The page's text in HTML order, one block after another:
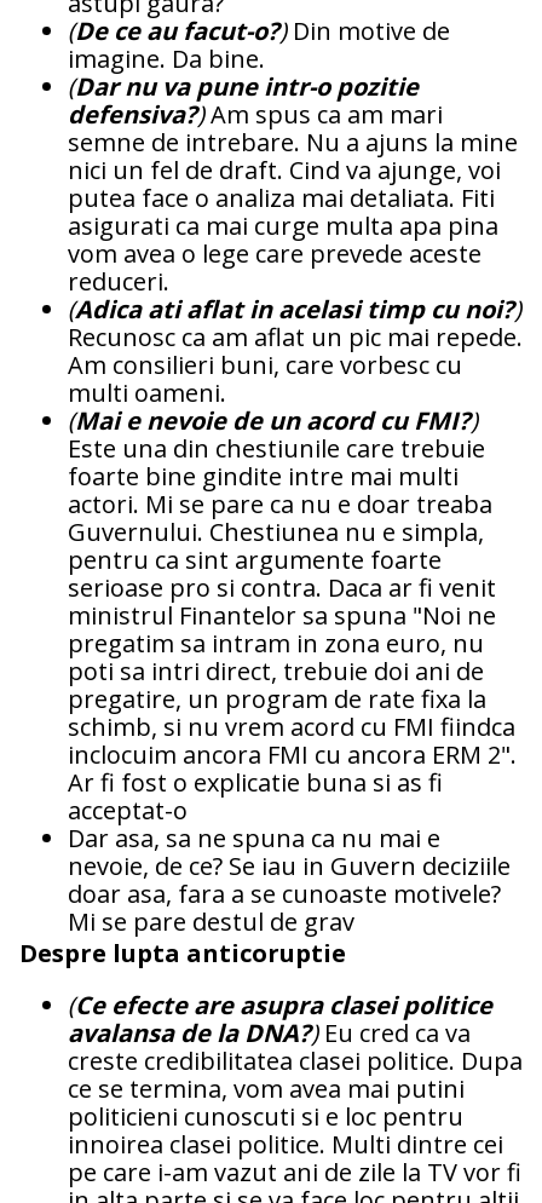
(De ce au facut-o?)Din motive de
imagine. Da bine.
(Dar nu va pune intr-o pozitie
defensiva?)Am spus ca am mari
semne de intrebare. Nu a ajuns la mine
nici un fel de draft. Cind va ajunge, voi
putea face o analiza mai detaliata. Fiti
asigurati ca mai curge multa apa pina
vom avea o lege care prevede aceste
reduceri.
(Adica ati aflat in acelasi timp cu noi?)
Recunosc ca am aflat un pic mai repede.
Am consilieri buni, care vorbesc cu
multi oameni.
(Mai e nevoie de un acord cu FMI?)
Este una din chestiunile care trebuie
foarte bine gindite intre mai multi
actori. Mi se pare ca nu e doar treaba
Guvernului. Chestiunea nu e simpla,
pentru ca sint argumente foarte
serioase pro si contra. Daca ar fi venit
ministrul Finantelor sa spuna "Noi ne
pregatim sa intram in zona euro, nu
poti sa intri direct, trebuie doi ani de
pregatire, un program de rate fixa la
schimb, si nu vrem acord cu FMI fiindca
inclocuim ancora FMI cu ancora ERM 2".
Ar fi fost o explicatie buna si as fi
acceptat-o
Dar asa, sa ne spuna ca nu mai e
nevoie, de ce? Se iau in Guvern deciziile
doar asa, fara a se cunoaste motivele?
Mi se pare destul de grav
Despre lupta anticoruptie
(Ce efecte are asupra clasei politice
avalansa de la DNA?)Eu cred ca va
creste credibilitatea clasei politice. Dupa
ce se termina, vom avea mai putini
politicieni cunoscuti si e loc pentru
innoirea clasei politice. Multi dintre cei
pe care i-am vazut ani de zile la TV vor fi